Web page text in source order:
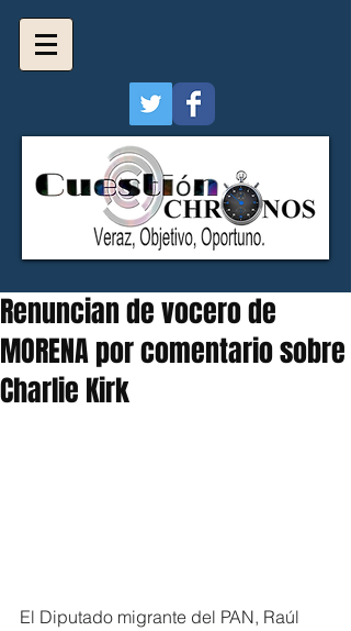
Renuncian de vocero de
MORENA por comentario sobre
Charlie Kirk
El Diputado migrante del PAN, Raúl